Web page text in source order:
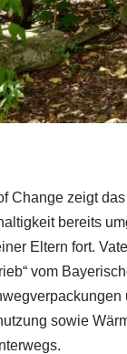
Change zeigt
bereits
Eltern fort.
vom
sowie